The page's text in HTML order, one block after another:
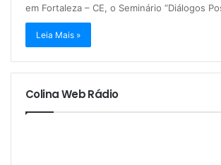
em Fortaleza – CE, o Seminário “Diálogos
Leia Mais »
Colina Web Rádio